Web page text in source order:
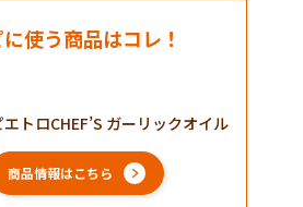
使う商品はコレ！
エトロCHEF’S ガーリックオイル
商品情報はこちら